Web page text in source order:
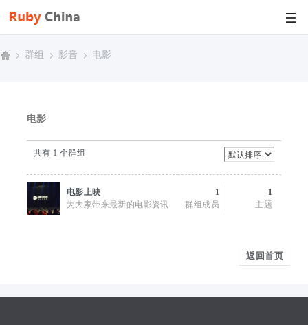
群组 影音 电影
电影
共有 1 个群组
电影上映
为大家带来最新的电影资讯
1
群组成员
1
主题
返回首页